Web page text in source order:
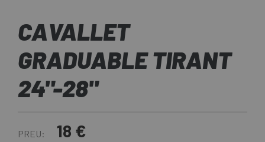
CAVALLET
GRADUABLE TIRANT
24"-28"
PREU: 18 €